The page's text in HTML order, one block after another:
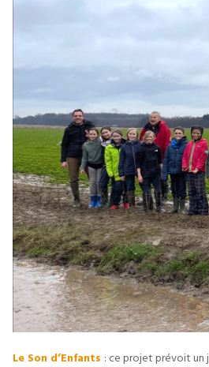
Le Son d’Enfants : ce projet prévoit un